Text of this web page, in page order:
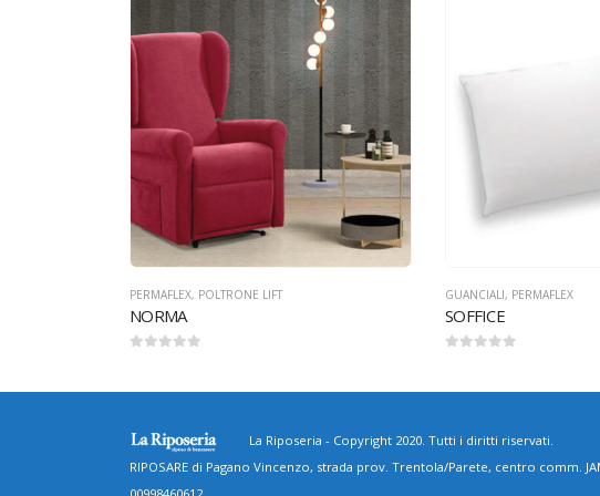
GUANCIALI, PERMAFLEX
SOFFICE
0Su 5
La Riposeria - Copyright 2020. Tutti i diritti riservati.
RIPOSARE di Pagano Vincenzo, strada prov. Trentola/Parete, centro comm.